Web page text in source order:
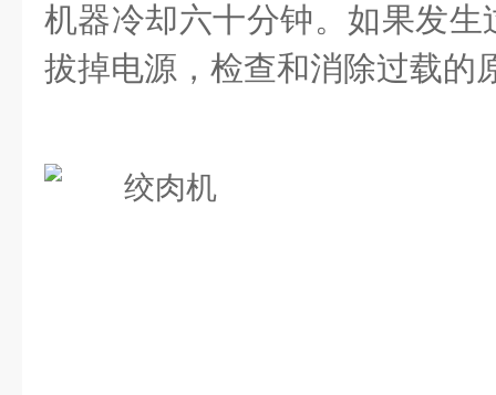
机器冷却六十分钟。如果发
拔掉电源，检查和消除过载的